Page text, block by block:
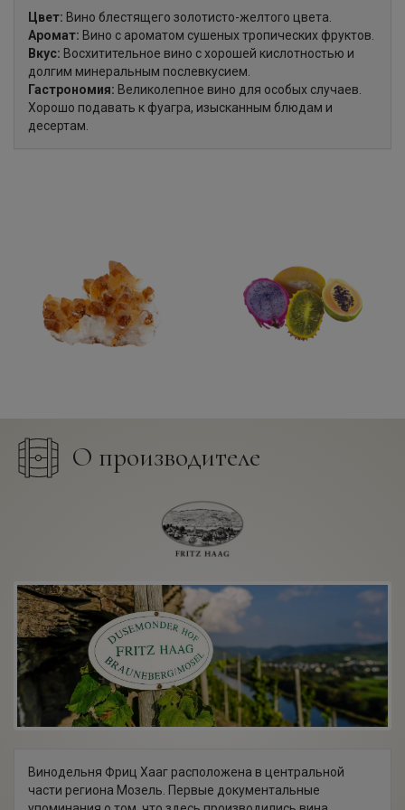
Цвет: Вино блестящего золотисто-желтого цвета.
Аромат: Вино с ароматом сушеных тропических фруктов.
Вкус: Восхитительное вино с хорошей кислотностью и
долгим минеральным послевкусием.
Гастрономия: Великолепное вино для особых случаев.
Хорошо подавать к фуагра, изысканным блюдам и
десертам.
О производителе
Винодельня Фриц Хааг расположена в центральной
части региона Мозель. Первые документальные